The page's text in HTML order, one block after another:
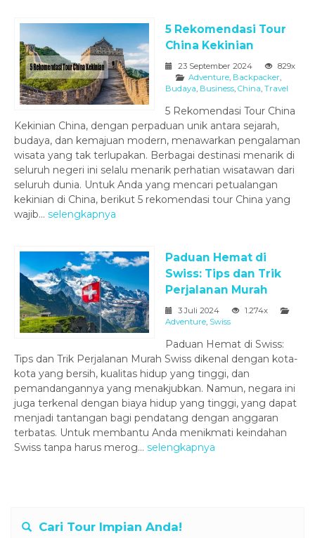
5 Rekomendasi Tour
China Kekinian
23 September 2024
829x
Adventure, Backpacker,
Budaya, Business, China, Travel
5 Rekomendasi Tour China
Kekinian China, dengan perpaduan unik antara sejarah,
budaya, dan kemajuan modern, menawarkan pengalaman
wisata yang tak terlupakan. Berbagai destinasi menarik di
seluruh negeri ini selalu menarik perhatian wisatawan dari
seluruh dunia. Untuk Anda yang mencari petualangan
kekinian di China, berikut 5 rekomendasi tour China yang
wajib... selengkapnya
Paduan Hemat di
Swiss: Tips dan Trik
Perjalanan Murah
3 Juli 2024
1.274x
Adventure, Swiss
Paduan Hemat di Swiss:
Tips dan Trik Perjalanan Murah Swiss dikenal dengan kota-
kota yang bersih, kualitas hidup yang tinggi, dan
pemandangannya yang menakjubkan. Namun, negara ini
juga terkenal dengan biaya hidup yang tinggi, yang dapat
menjadi tantangan bagi pendatang dengan anggaran
terbatas. Untuk membantu Anda menikmati keindahan
Swiss tanpa harus merog... selengkapnya
Cari Tour Impian Anda!